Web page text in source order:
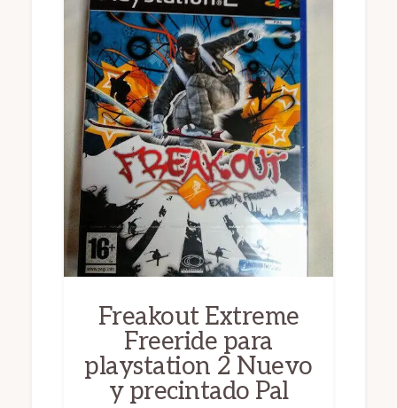
Freakout Extreme
Freeride para
playstation 2 Nuevo
y precintado Pal